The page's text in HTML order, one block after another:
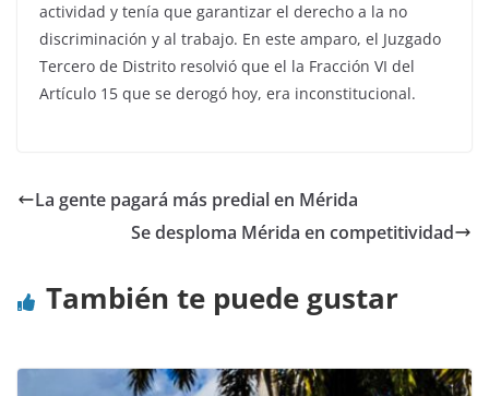
actividad y tenía que garantizar el derecho a la no
discriminación y al trabajo. En este amparo, el Juzgado
Tercero de Distrito resolvió que el la Fracción VI del
Artículo 15 que se derogó hoy, era inconstitucional.
La gente pagará más predial en Mérida
Se desploma Mérida en competitividad
También te puede gustar